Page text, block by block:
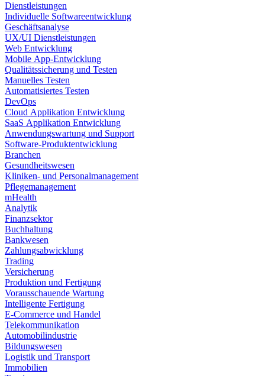
Dienstleistungen
Individuelle Softwareentwicklung
Geschäftsanalyse
UX/UI Dienstleistungen
Web Entwicklung
Mobile App-Entwicklung
Qualitätssicherung und Testen
Manuelles Testen
Automatisiertes Testen
DevOps
Cloud Applikation Entwicklung
SaaS Applikation Entwicklung
Anwendungswartung und Support
Software-Produktentwicklung
Branchen
Gesundheitswesen
Kliniken- und Personalmanagement
Pflegemanagement
mHealth
Analytik
Finanzsektor
Buchhaltung
Bankwesen
Zahlungsabwicklung
Trading
Versicherung
Produktion und Fertigung
Vorausschauende Wartung
Intelligente Fertigung
E-Commerce und Handel
Telekommunikation
Automobilindustrie
Bildungswesen
Logistik und Transport
Immobilien